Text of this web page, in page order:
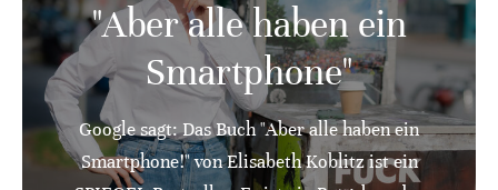
"Aber alle haben ein
Smartphone"
Google sagt: Das Buch "Aber alle haben ein
Smartphone!" von Elisabeth Koblitz ist ein